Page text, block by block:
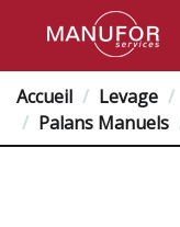
Accueil Levage
Palans Manuels